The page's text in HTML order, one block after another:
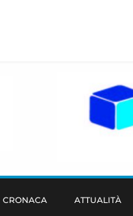
CRONACA ATTUALITÀ